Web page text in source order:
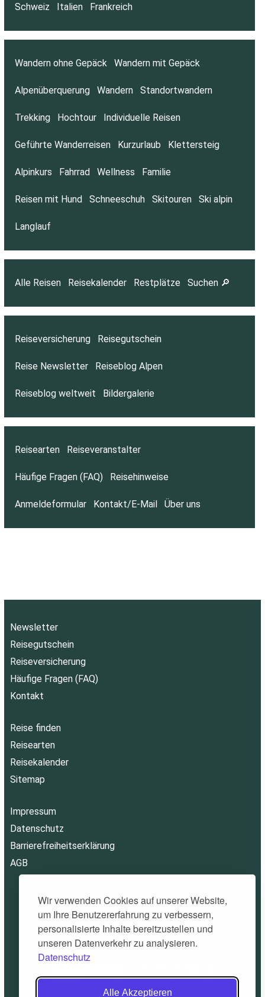
Wir verwenden Cookies auf unserer Website,
um Ihre Benutzererfahrung zu verbessern,
personalisierte Inhalte bereitzustellen und
unseren Datenverkehr zu analysieren.
Datenschutz
Alle Akzeptieren
Schweiz Italien Frankreich
Wandern ohne Gepäck Wandern mit Gepäck
Alpenüberquerung Wandern Standortwandern
Trekking Hochtour Individuelle Reisen
Geführte Wanderreisen Kurzurlaub Klettersteig
Alpinkurs Fahrrad Wellness Familie
Reisen mit Hund Schneeschuh Skitouren Ski alpin
Langlauf
Alle Reisen Reisekalender Restplätze Suchen 🔎
Reiseversicherung Reisegutschein
Reise Newsletter Reiseblog Alpen
Reiseblog weltweit Bildergalerie
Reisearten Reiseveranstalter
Häufige Fragen (FAQ) Reisehinweise
Anmeldeformular Kontakt/E-Mail Über uns
Newsletter
Reisegutschein
Reiseversicherung
Häufige Fragen (FAQ)
Kontakt
Reise finden
Reisearten
Reisekalender
Sitemap
Impressum
Datenschutz
Barrierefreiheitserklärung
AGB